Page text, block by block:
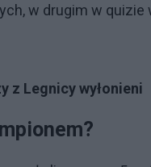
w drugim w quizie
z Legnicy wyłonieni